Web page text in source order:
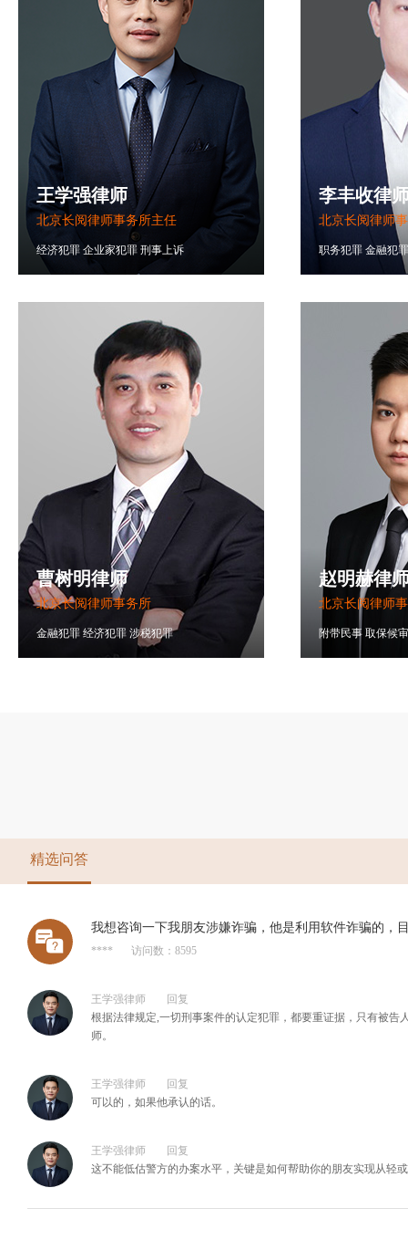
王学强律师
北京长阅律师事务所主任
经济犯罪 企业家犯罪 刑事上诉
李丰收律
北京长阅律师
职务犯罪 金融犯罪
曹树明律师
北京长阅律师事务所
金融犯罪 经济犯罪 涉税犯罪
赵明赫律
北京长阅律师
附带民事 取保候审
精选问答
我想咨询一下我朋友涉嫌诈骗，他是利用软件诈骗的，
**** 访问数：8595
王学强律师
回复
根据法律规定,一切刑事案件的认定犯罪，都要重证据，只有被
师。
王学强律师
回复
可以的，如果他承认的话。
王学强律师
回复
这不能低估警方的办案水平，关键是如何帮助你的朋友实现从轻